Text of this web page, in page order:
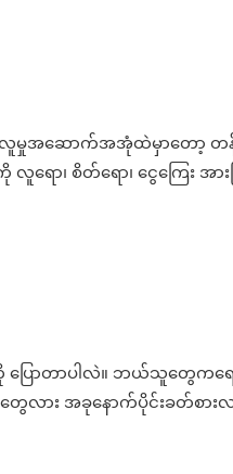
လူမှုအဆောက်အအုံထဲမှာတော့ တန်
ရော၊ စိတ်ရော၊ ငွေကြေး အ
ာကို ပြောတာပါလဲ။ ဘယ်သူ
ား အခုနောက်ပိုင်းခတ်စားလ